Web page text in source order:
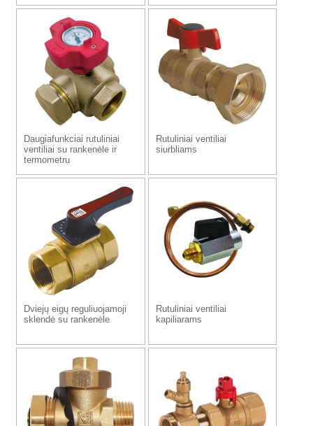
Daugiafunkciai rutuliniai
ventiliai su rankenėle ir
termometru
Rutuliniai ventiliai
siurbliams
Dviejų eigų reguliuojamoji
sklendė su rankenėle
Rutuliniai ventiliai
kapiliarams